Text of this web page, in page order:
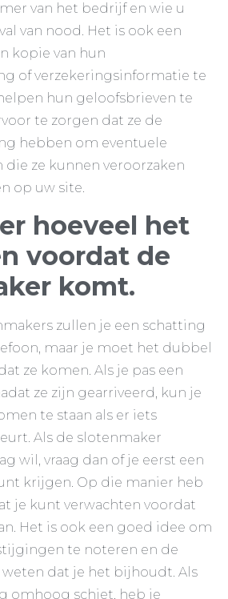
van het bedrijf en wie u
van nood. Het is ook een
kopie van hun
of verzekeringsinformatie te
hun geloofsbrieven te
te zorgen dat ze de
hebben om eventuele
die ze kunnen veroorzaken
op uw site.
hoeveel het
voordat de
komt.
zullen je een schatting
maar je moet het dubbel
ze komen. Als je pas een
ze zijn gearriveerd, kun je
te staan als er iets
Als de slotenmaker
wil, vraag dan of je eerst een
krijgen. Op die manier heb
je kunt verwachten voordat
Het is ook een goed idee om
te noteren en de
dat je het bijhoudt. Als
omhoog schiet, heb je